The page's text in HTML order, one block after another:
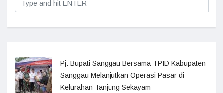
Pj. Bupati Sanggau Bersama TPID Kabupaten
Sanggau Melanjutkan Operasi Pasar di
Kelurahan Tanjung Sekayam